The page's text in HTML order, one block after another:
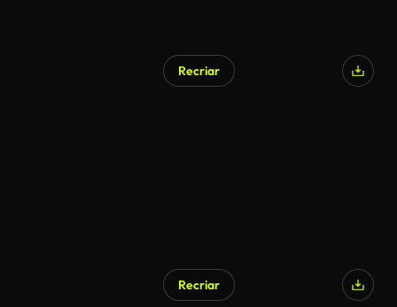
Recriar
Recriar